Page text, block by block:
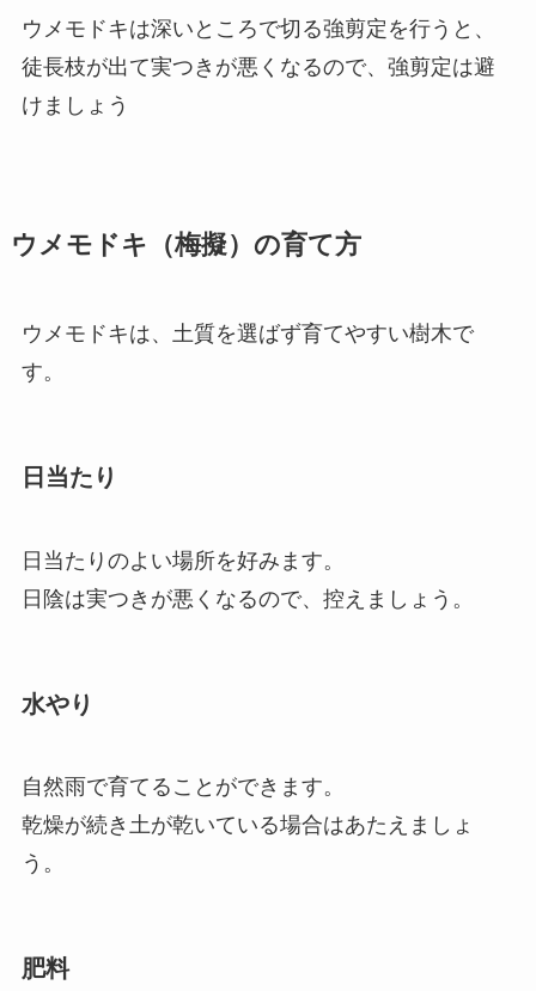
ウメモドキは深いところで切る強剪定を行うと、
徒長枝が出て実つきが悪くなるので、強剪定は避
けましょう
ウメモドキ（梅擬）の育て方
ウメモドキは、土質を選ばず育てやすい樹木で
す。
日当たり
日当たりのよい場所を好みます。
日陰は実つきが悪くなるので、控えましょう。
水やり
自然雨で育てることができます。
乾燥が続き土が乾いている場合はあたえましょ
う。
肥料